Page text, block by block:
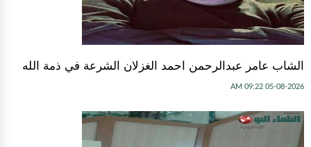
الشاب عامر عبدالرحمن احمد الغزلان الشرعة في ذمة الله
05-08-2026 09:22 AM